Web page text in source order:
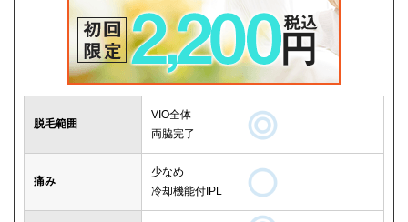
脱毛範囲
VIO全体
両脇完了
痛み
少なめ
冷却機能付IPL